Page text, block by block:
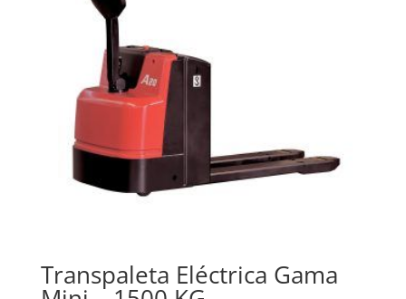
Transpaleta Eléctrica Gama